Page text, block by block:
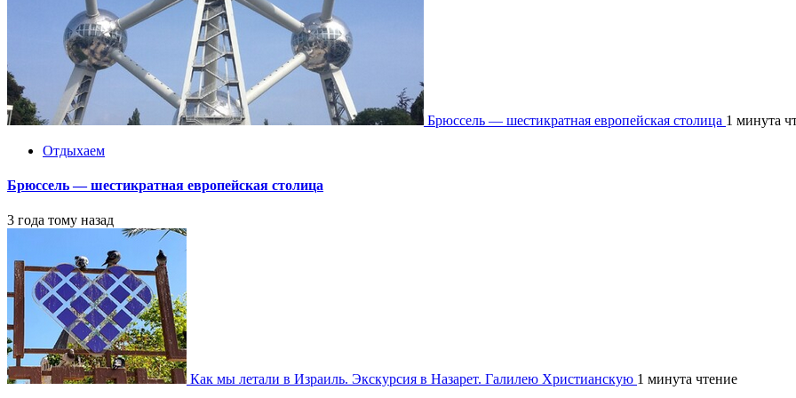
Брюссель — шестикратная европейская столица 1 минута
Отдыхаем
Брюссель — шестикратная европейская столица
3 года тому назад
Как мы летали в Израиль. Экскурсия в Назарет. Галилею Христианскую 1 минута чтение